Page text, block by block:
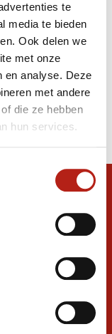
te
media te bieden
Ook delen we
met onze
en analyse. Deze
met andere
die ze hebben
hun services.
met